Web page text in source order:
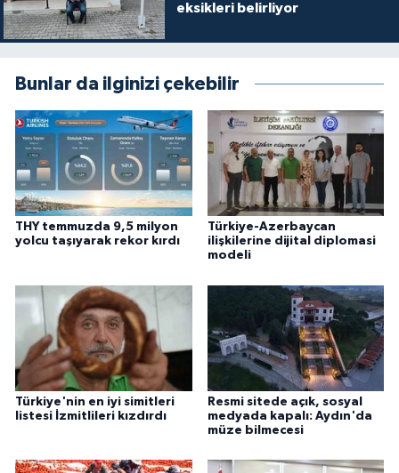
eksikleri belirliyor
Bunlar da ilginizi çekebilir
THY temmuzda 9,5 milyon
yolcu taşıyarak rekor kırdı
Türkiye-Azerbaycan
ilişkilerine dijital diplomasi
modeli
Türkiye'nin en iyi simitleri
listesi İzmitlileri kızdırdı
Resmi sitede açık, sosyal
medyada kapalı: Aydın'da
müze bilmecesi